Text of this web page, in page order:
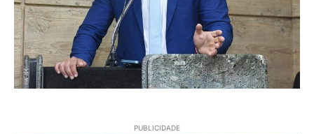
PUBLICIDADE